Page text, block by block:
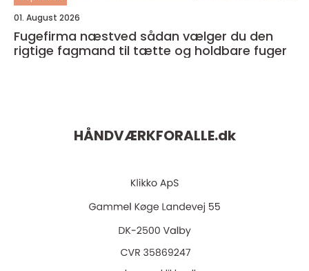
01. August 2026
Fugefirma næstved sådan vælger du den
rigtige fagmand til tætte og holdbare fuger
HÅNDVÆRKFORALLE.dk